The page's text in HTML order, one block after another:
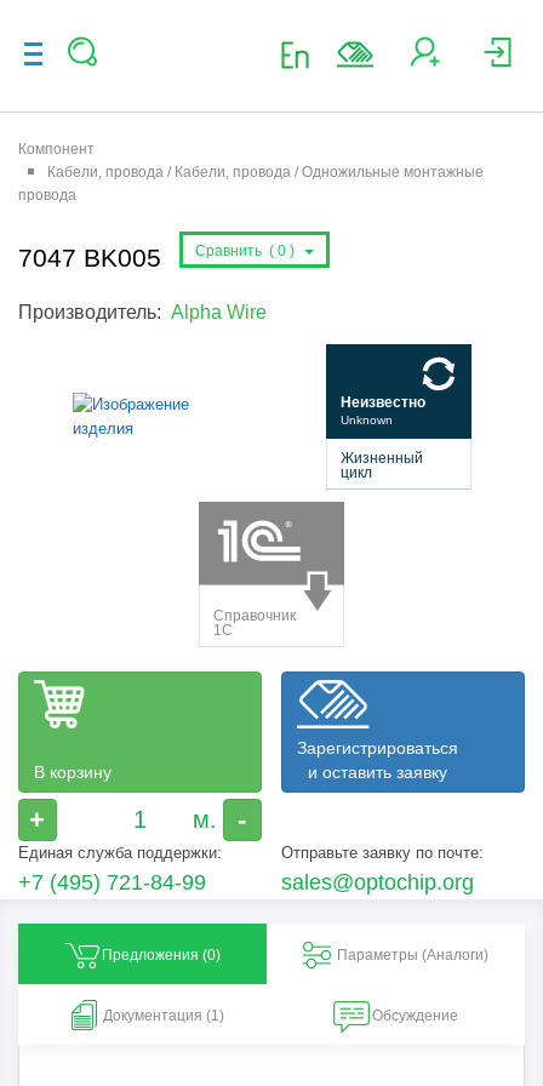
Компонент
Кабели, провода / Кабели, провода / Одножильные монтажные
провода
7047 BK005 Сравнить ( 0 )
Производитель: Alpha Wire
В корзину
+ -
Зарегистрироваться
и оставить заявку
Единая служба поддержки:
+7 (495) 721-84-99
Отправьте заявку по почте:
sales@optochip.org
Предложения (0) Параметры (Aналоги)
Документация (1) Обсуждение